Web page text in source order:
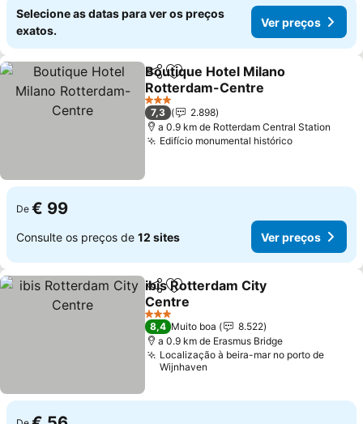
Selecione as datas para ver os preços
exatos.
Ver preços
PartilharAdicionar aos favoritos
Boutique Hotel Milano
Rotterdam-Centre
3 Estrelas
7,3
2.898
a 0.9 km de Rotterdam Central Station
Edifício monumental histórico
De € 99
Consulte os preços de 12 sites Ver preços
PartilharAdicionar aos favoritos
ibis Rotterdam City
Centre
3 Estrelas
8,4 Muito boa
8.522
a 0.9 km de Erasmus Bridge
Localização à beira-mar no porto de
Wijnhaven